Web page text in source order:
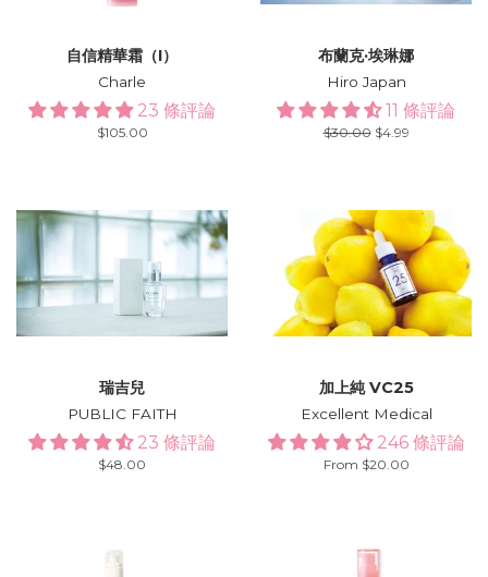
自信精華霜（I）
Charle
23 條評論
Regular
$105.00
布蘭克·埃琳娜
Hiro Japan
11 條評論
Regular
$30.00 Sale
$4.99
瑞吉兒
PUBLIC FAITH
23 條評論
Regular
$48.00
加上純 VC25
Excellent Medical
246 條評論
From $20.00